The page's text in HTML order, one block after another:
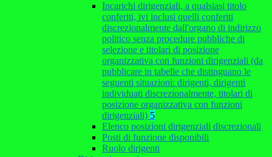
Incarichi dirigenziali, a qualsiasi titolo
conferiti, ivi inclusi quelli conferiti
discrezionalmente dall'organo di indirizzo
politico senza procedure pubbliche di
selezione e titolari di posizione
organizzativa con funzioni dirigenziali (da
pubblicare in tabelle che distinguano le
seguenti situazioni: dirigenti, dirigenti
individuati discrezionalmente, titolari di
posizione organizzativa con funzioni
dirigenziali) 5
Elenco posizioni dirigenziali discrezionali
Posti di funzione disponibili
Ruolo dirigenti